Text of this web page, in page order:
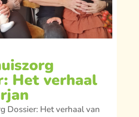
Het verhaal
Dossier: Het verhaal van